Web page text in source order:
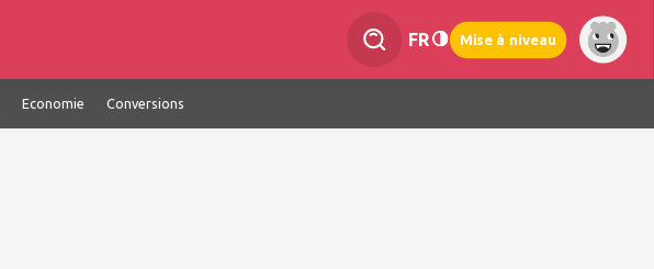
FR Mise à niveau
Economie Conversions